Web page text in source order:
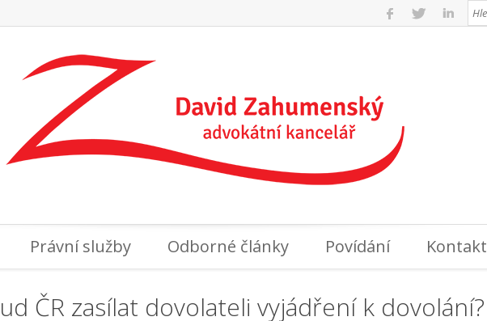
Právní služby Odborné články Povídání Kontakt
ČR zasílat dovolateli vyjádření k dovolání?